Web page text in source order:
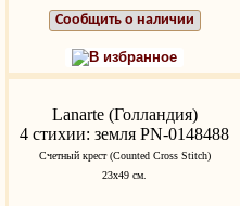
Сообщить о наличии
В избранное
Lanarte (Голландия)
4 стихии: земля PN-0148488
Счетный крест (Counted Cross Stitch)
23x49 см.